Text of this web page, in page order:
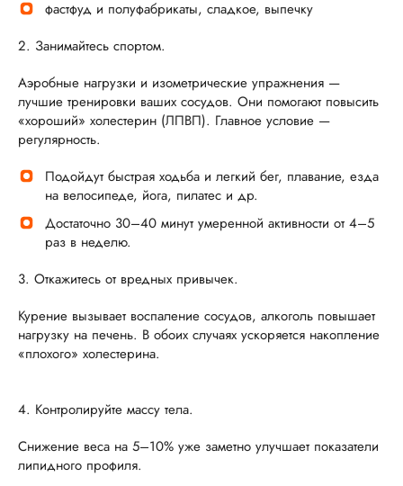
фастфуд и полуфабрикаты, сладкое, выпечку
2. Занимайтесь спортом.
Аэробные нагрузки и изометрические упражнения —
лучшие тренировки ваших сосудов. Они помогают повысить
«хороший» холестерин (ЛПВП). Главное условие —
регулярность.
Подойдут быстрая ходьба и легкий бег, плавание, езда
на велосипеде, йога, пилатес и др.
Достаточно 30–40 минут умеренной активности от 4–5
раз в неделю.
3. Откажитесь от вредных привычек.
Курение вызывает воспаление сосудов, алкоголь повышает
нагрузку на печень. В обоих случаях ускоряется накопление
«плохого» холестерина.
4. Контролируйте массу тела.
Снижение веса на 5–10% уже заметно улучшает показатели
липидного профиля.